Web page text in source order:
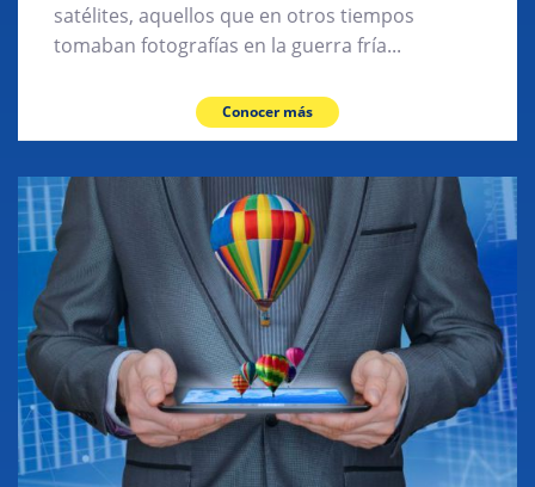
satélites, aquellos que en otros tiempos
tomaban fotografías en la guerra fría...
Conocer más